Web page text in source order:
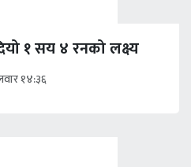
१ सय ४ रनको लक्ष्य
१४:३६